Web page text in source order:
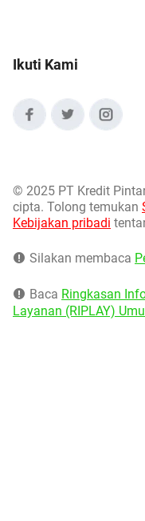
Ikuti Kami
© 2025 PT Kredit
cipta. Tolong temukan
Kebijakan pribadi
Silakan membaca
Baca Ringkasan
Layanan (RIPLAY)